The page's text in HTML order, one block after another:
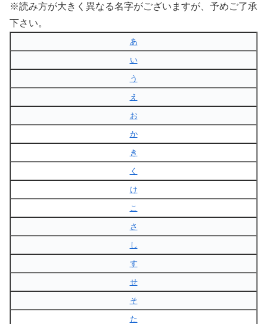
※読み方が大きく異なる名字がございますが、予めご了承
下さい。
あ
い
う
え
お
か
き
く
け
こ
さ
し
す
せ
そ
た